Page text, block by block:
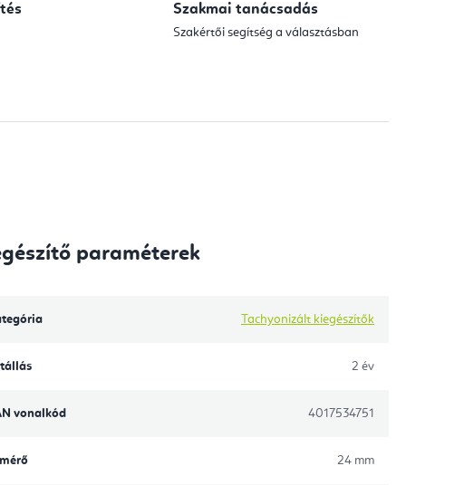
Szakmai tanácsadás
Szakértői segítség a választásban
paraméterek
Tachyonizált kiegészítők
2 év
vonalkód 4017534751
24 mm